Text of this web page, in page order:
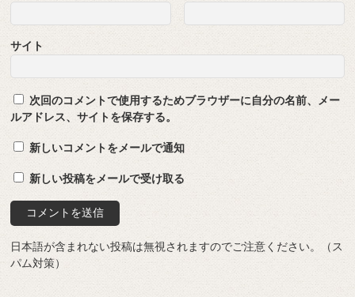
サイト
次回のコメントで使用するためブラウザーに自分の名前、メー
ルアドレス、サイトを保存する。
新しいコメントをメールで通知
新しい投稿をメールで受け取る
日本語が含まれない投稿は無視されますのでご注意ください。（ス
パム対策）